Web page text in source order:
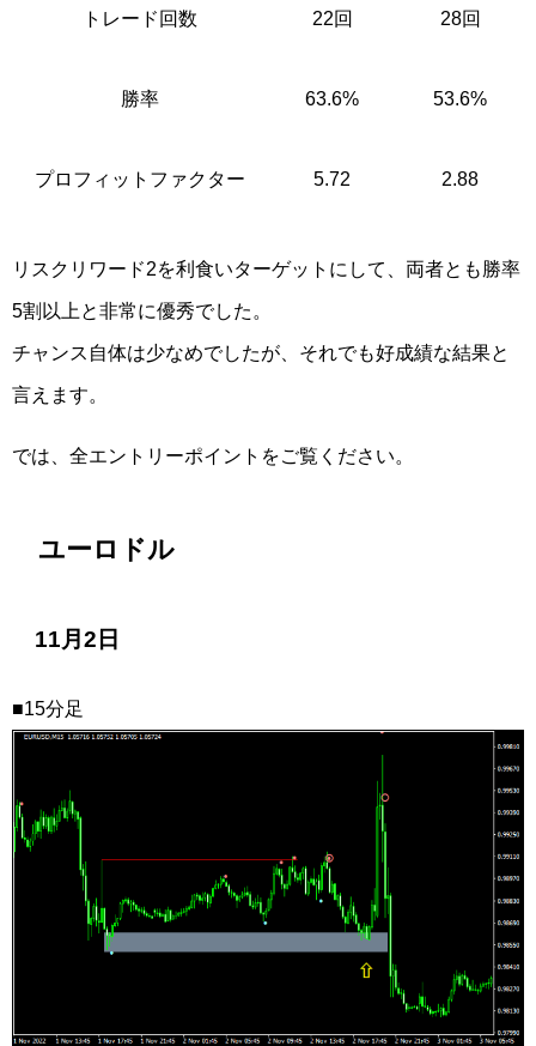
トレード回数 22回 28回
勝率 63.6% 53.6%
プロフィットファクター 5.72 2.88
リスクリワード2を利食いターゲットにして、両者とも勝率
5割以上と非常に優秀でした。
チャンス自体は少なめでしたが、それでも好成績な結果と
言えます。
では、全エントリーポイントをご覧ください。
ユーロドル
11月2日
■15分足